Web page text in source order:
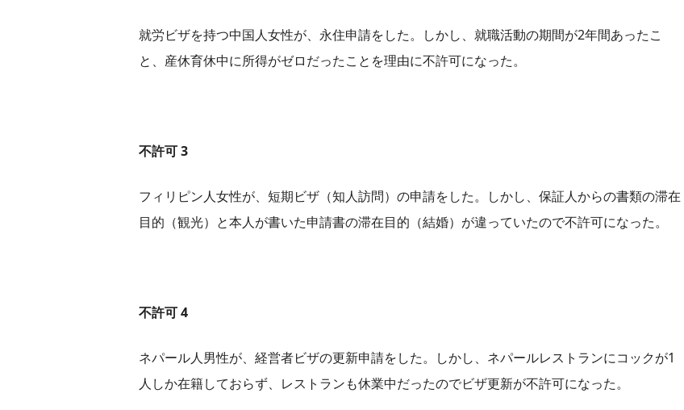
就労ビザを持つ中国人女性が、永住申請をした。しかし、就職活動の期間が2年間あったこ
と、産休育休中に所得がゼロだったことを理由に不許可になった。
不許可 3
フィリピン人女性が、短期ビザ（知人訪問）の申請をした。しかし、保証人からの書類の滞在
目的（観光）と本人が書いた申請書の滞在目的（結婚）が違っていたので不許可になった。
不許可 4
ネパール人男性が、経営者ビザの更新申請をした。しかし、ネパールレストランにコックが1
人しか在籍しておらず、レストランも休業中だったのでビザ更新が不許可になった。